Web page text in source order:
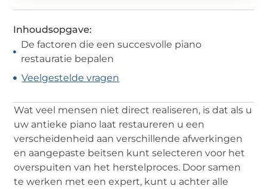
Inhoudsopgave:
De factoren die een succesvolle piano
restauratie bepalen
Veelgestelde vragen
Wat veel mensen niet direct realiseren, is dat als u
uw antieke piano laat restaureren u een
verscheidenheid aan verschillende afwerkingen
en aangepaste beitsen kunt selecteren voor het
overspuiten van het herstelproces. Door samen
te werken met een expert, kunt u achter alle